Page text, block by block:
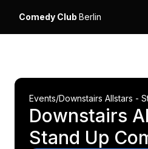
Comedy Club Berlin
Events/Downstairs Allstars -
Downstairs
Stand Up